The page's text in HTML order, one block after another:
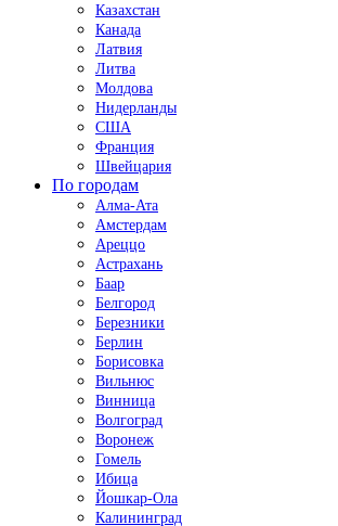
Казахстан
Канада
Латвия
Литва
Молдова
Нидерланды
США
Франция
Швейцария
По городам
Алма-Ата
Амстердам
Ареццо
Астрахань
Баар
Белгород
Березники
Берлин
Борисовка
Вильнюс
Винница
Волгоград
Воронеж
Гомель
Ибица
Йошкар-Ола
Калининград